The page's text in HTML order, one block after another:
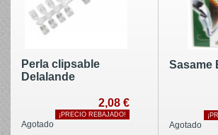
Perla clipsable
Delalande
2,08 €
¡PRECIO REBAJADO!
Agotado
Sasame
Agotado